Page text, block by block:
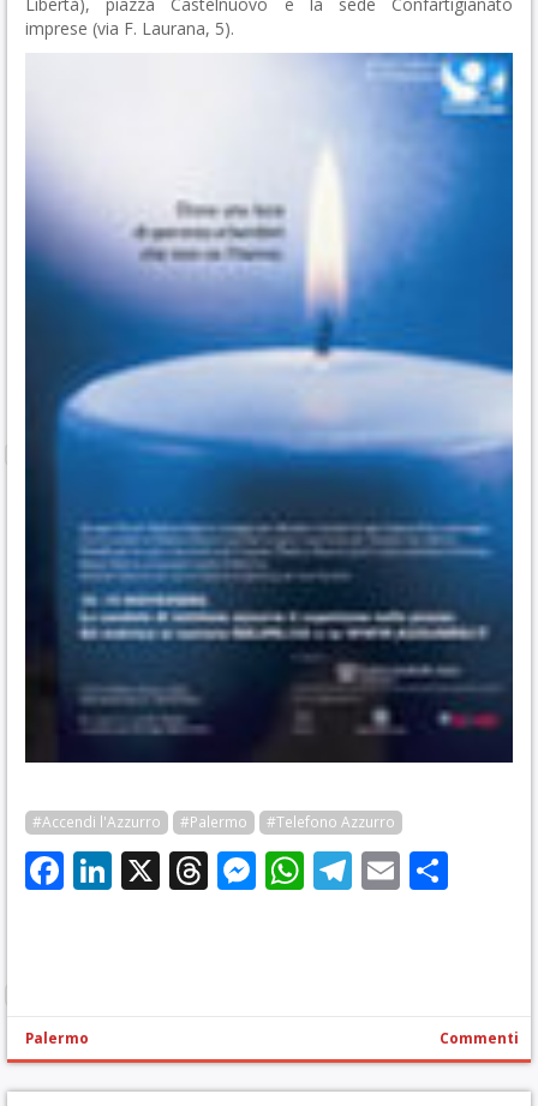
imprese (via F. Laurana, 5).
#Accendi l'Azzurro #Palermo #Telefono Azzurro
Facebook
LinkedIn
X Threads
Messenger
WhatsApp
Telegram
Email
Palermo Commenti